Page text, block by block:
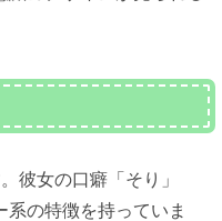
彼女の口癖「そり」
の特徴を持っていま